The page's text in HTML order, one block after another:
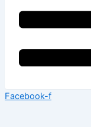
Facebook-f